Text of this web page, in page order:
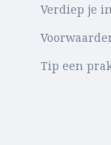
Verdiep je
Tip een